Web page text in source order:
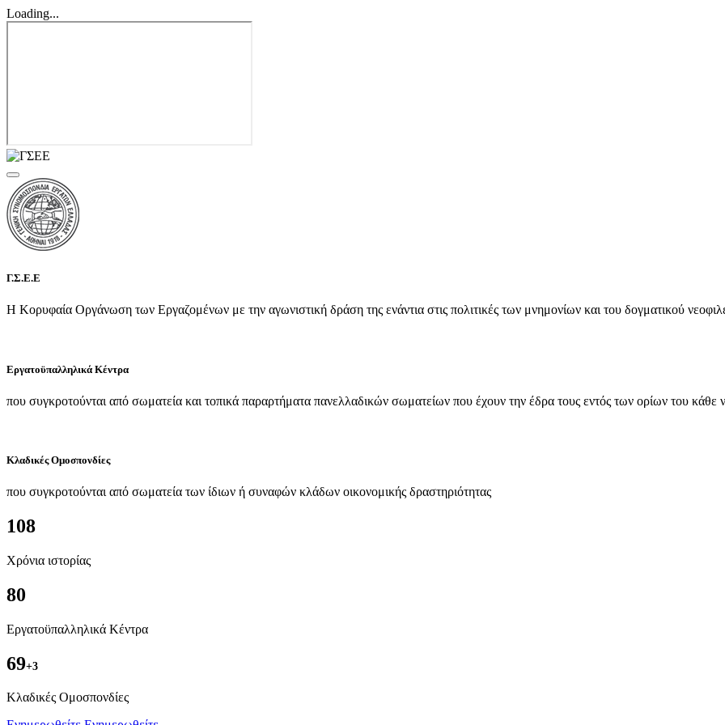
Loading...
Γ.Σ.Ε.Ε
Η Κορυφαία Οργάνωση των Εργαζομένων με την αγωνιστική δράση της ενάντια στις πολιτικές των μνημονίων και του δογματικού
Εργατοϋπαλληλικά Κέντρα
που συγκροτούνται από σωματεία και τοπικά παραρτήματα πανελλαδικών σωματείων που έχουν την έδρα τους εντός των ορίων του κάθε
Κλαδικές Ομοσπονδίες
που συγκροτούνται από σωματεία των ίδιων ή συναφών κλάδων οικονομικής δραστηριότητας
108
Χρόνια ιστορίας
80
Εργατοϋπαλληλικά Κέντρα
69+3
Kλαδικές Ομοσπονδίες